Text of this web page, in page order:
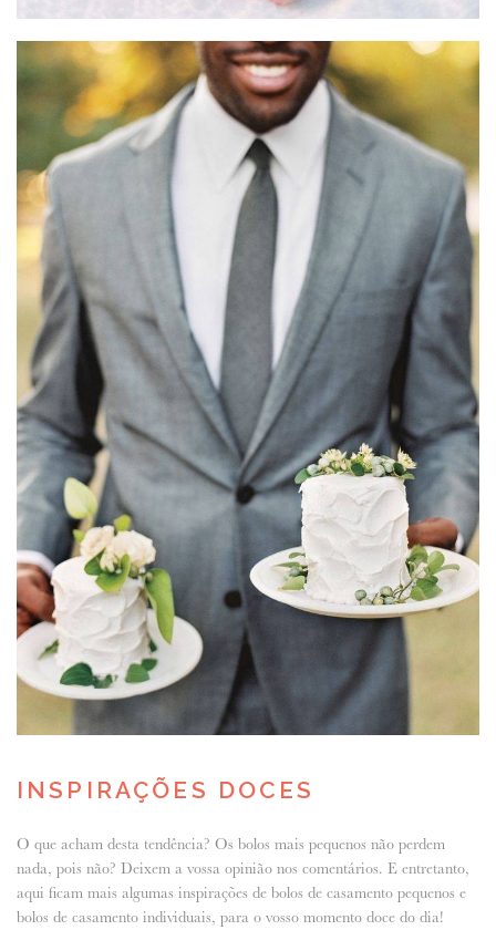
INSPIRAÇÕES DOCES
O que acham desta tendência? Os bolos mais pequenos não perdem
nada, pois não? Deixem a vossa opinião nos comentários. E entretanto,
aqui ficam mais algumas inspirações de bolos de casamento pequenos e
bolos de casamento individuais, para o vosso momento doce do dia!